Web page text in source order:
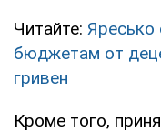
Читайте:
бюджетам от
гривен
Кроме того,